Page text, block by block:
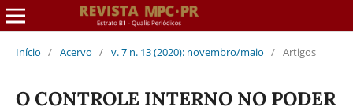
Início / Acervo / v. 7 n. 13 (2020): novembro/maio / Artigos
O CONTROLE INTERNO NO PODER